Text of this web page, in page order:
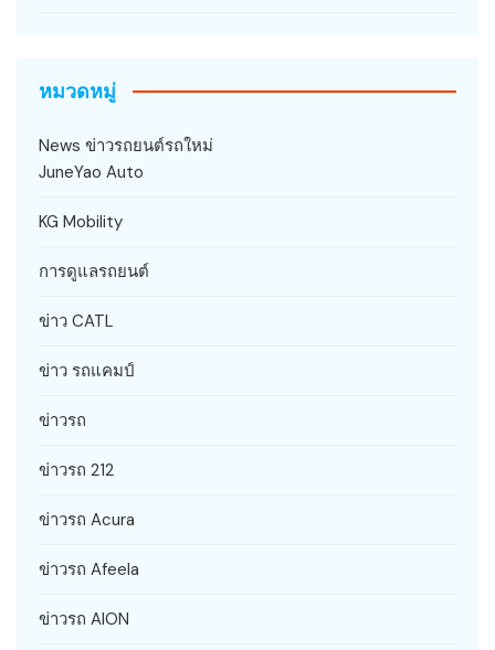
หมวดหมู่
News ข่าวรถยนต์รถใหม่
JuneYao Auto
KG Mobility
การดูแลรถยนต์
ข่าว CATL
ข่าว รถแคมป์
ข่าวรถ
ข่าวรถ 212
ข่าวรถ Acura
ข่าวรถ Afeela
ข่าวรถ AION